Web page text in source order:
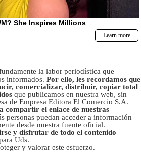
la labor periodística que
informados. Por ello, les recordamos que
comercializar, distribuir, copiar total
que publicamos en nuestra web, sin
de Empresa Editora El Comercio S.A.
compartir el enlace de nuestras
personas puedan acceder a información
desde nuestra fuente oficial.
y disfrutar de todo el contenido
Uds.
y valorar este esfuerzo.